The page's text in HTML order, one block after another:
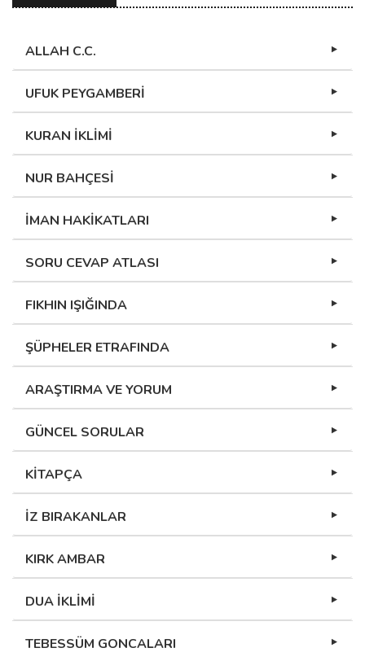
ALLAH C.C.
UFUK PEYGAMBERİ
KURAN İKLİMİ
NUR BAHÇESİ
İMAN HAKİKATLARI
SORU CEVAP ATLASI
FIKHIN IŞIĞINDA
ŞÜPHELER ETRAFINDA
ARAŞTIRMA VE YORUM
GÜNCEL SORULAR
KİTAPÇA
İZ BIRAKANLAR
KIRK AMBAR
DUA İKLİMİ
TEBESSÜM GONCALARI